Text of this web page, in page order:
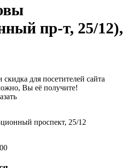
пр-т, 25/12),
скидка для посетителей сайта
Вы её получите!
проспект, 25/12